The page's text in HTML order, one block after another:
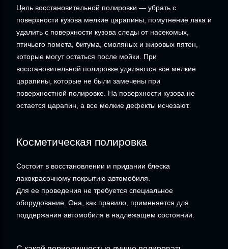
Цель восстановительной полировки — убрать с
поверхности кузова мелкие царапины, помутнение лака и
удалить с поверхности кузова следы от насекомых,
птичьего помета, битума, смоляных и жировых пятен,
которые могут остаться после мойки. При
восстановительной полировке удаляются все мелкие
царапины, которые не были замечены при
поверхностной полировке. На поверхности кузова не
остается царапин, а все мелкие дефекты исчезают.
Косметическая полировка
Состоит в восстановлении и придании блеска
лакокрасочному покрытию автомобиля.
Для ее проведения не требуется специальное
оборудование. Она, как правило, применяется для
поддержания автомобиля в надлежащем состоянии.